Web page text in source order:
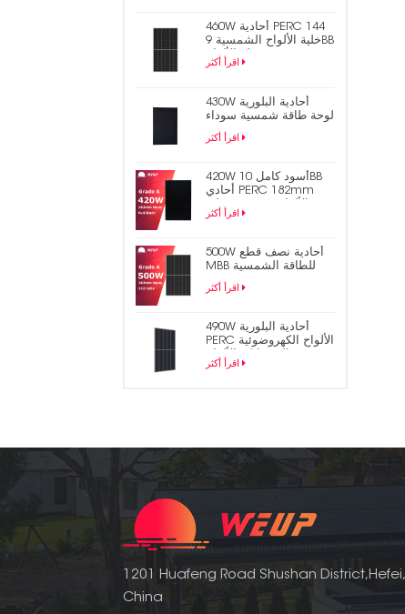
460W أحادية PERC 144
خلية الألواح الشمسية 9BB
نصف قطع الألواح
الكهروضوئية
اقرأ أكثر
430W أحادية البلورية
لوحة طاقة شمسية سوداء
متشابكة بالكامل
اقرأ أكثر
420W أسود كامل 10BB
أحادي PERC 182mm
نصف خلية PV الألواح
الشمسية
اقرأ أكثر
500W أحادية نصف قطع
MBB للطاقة الشمسية
لوحة الكهروضوئية
اقرأ أكثر
490W أحادية البلورية
PERC الألواح الكهروضوئية
المتشابكة الألواح
الشمسية
اقرأ أكثر
1201 Huafeng Road Shushan District,Hefei,
China